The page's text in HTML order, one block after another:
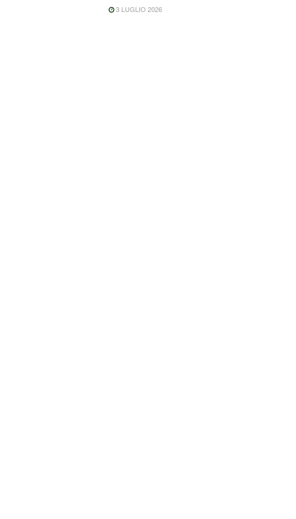
3 LUGLIO 2026